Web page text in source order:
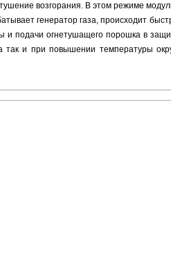
возгорания. В этом режиме
генератор газа, происходит
и подачи огнетушащего порошка в
так и при повышении температуры